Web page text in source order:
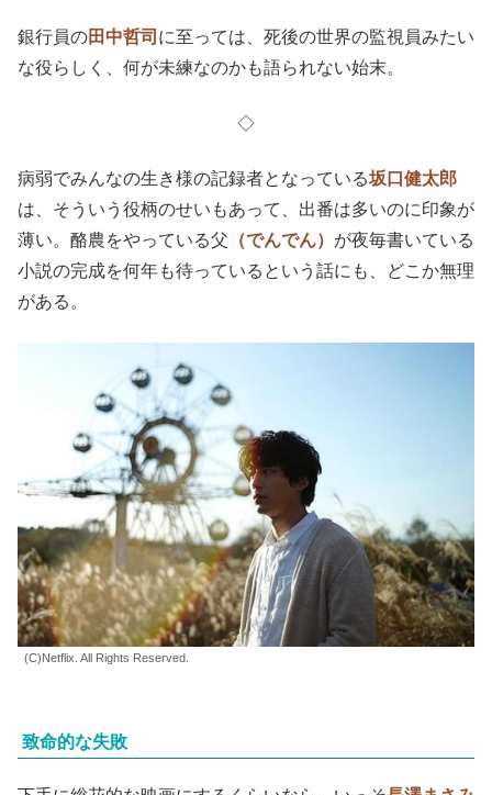
銀行員の田中哲司 に至っては、死後の世界の監視員みたい
な役らしく、何が未練なのかも語られない始末。
◇
病弱でみんなの生き様の記録者となっている坂口健太郎
は、そういう役柄のせいもあって、出番は多いのに印象が
薄い。酪農をやっている父 （でんでん） が夜毎書いている
小説の完成を何年も待っているという話にも、どこか無理
がある。
(C)Netflix. All Rights Reserved.
致命的な失敗